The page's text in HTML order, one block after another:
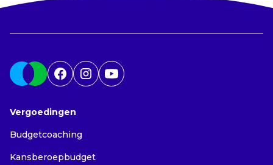
Vergoedingen
Budgetcoaching
Kansberoepbudget